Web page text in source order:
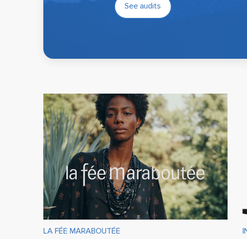
See audits
LA FÉE MARABOUTÉE